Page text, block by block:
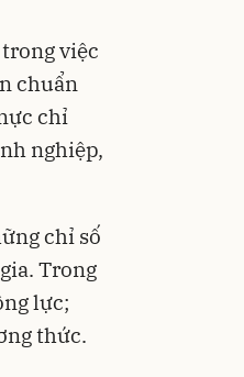
việc
chuẩn
chỉ
nghiệp,
chỉ số
Trong
lực;
thức.